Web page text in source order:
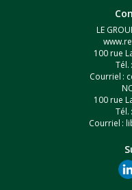
LE
100 rue
Tél.
Courriel :
100 rue
Tél.
Courriel :